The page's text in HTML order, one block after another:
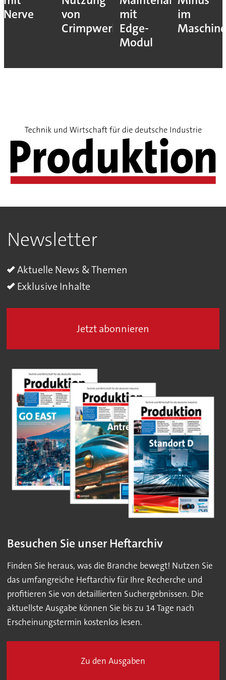
Nerve
von
Crimpwerkzeugen
mit
Edge-
Modul
im
Newsletter
Aktuelle News & Themen
Exklusive Inhalte
Jetzt abonnieren
Besuchen Sie unser Heftarchiv
Finden Sie heraus, was die Branche bewegt! Nutzen Sie
das umfangreiche Heftarchiv für Ihre Recherche und
profitieren Sie von detaillierten Suchergebnissen. Die
aktuellste Ausgabe können Sie bis zu 14 Tage nach
Erscheinungstermin kostenlos lesen.
Zu den Ausgaben